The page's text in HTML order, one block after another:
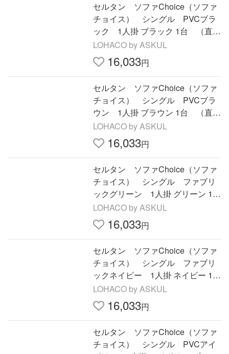
セルタン ソファChoice（ソファ
チョイス） シングル PVCブラ
ック 1人掛 ブラック 1台 （直送
品）
LOHACO by ASKUL
16,033円
セルタン ソファChoice（ソファ
チョイス） シングル PVCブラ
ウン 1人掛 ブラウン 1台 （直送
品）
LOHACO by ASKUL
16,033円
セルタン ソファChoice（ソファ
チョイス） シングル ファブリ
ックグリーン 1人掛 グリーン 1
台 （直送品）
LOHACO by ASKUL
16,033円
セルタン ソファChoice（ソファ
チョイス） シングル ファブリ
ックネイビー 1人掛 ネイビー 1
台 （直送品）
LOHACO by ASKUL
16,033円
セルタン ソファChoice（ソファ
チョイス） シングル PVCアイ